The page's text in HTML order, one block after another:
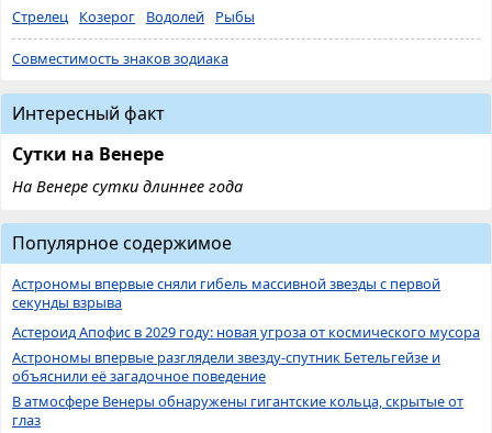
Стрелец
Козерог Водолей Рыбы
Совместимость знаков зодиака
Интересный факт
Сутки на Венере
На Венере сутки длиннее года
Популярное содержимое
Астрономы впервые сняли гибель массивной звезды с первой
секунды взрыва
Астероид Апофис в 2029 году: новая угроза от космического мусора
Астрономы впервые разглядели звезду-спутник Бетельгейзе и
объяснили её загадочное поведение
В атмосфере Венеры обнаружены гигантские кольца, скрытые от
глаз